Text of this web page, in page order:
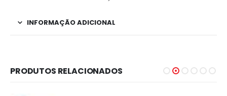
INFORMAÇÃO ADICIONAL
PRODUTOS RELACIONADOS